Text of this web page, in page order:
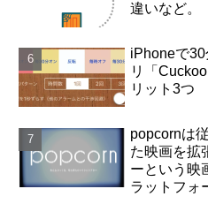
違いなど。
iPhoneで
リ「
リット3つ
popcornは
た映画を拡
ーという映
ラットフォ